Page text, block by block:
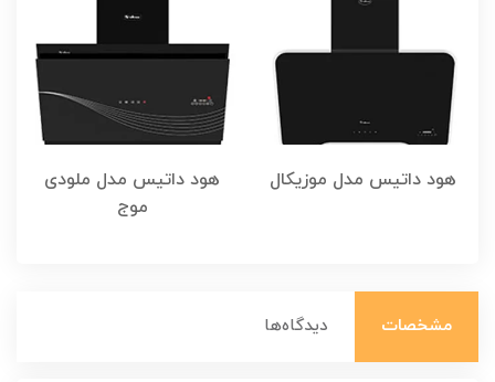
هود داتیس مدل موزیکال
هود داتیس مدل ملودی
موج
مشخصات دیدگاه‌ها